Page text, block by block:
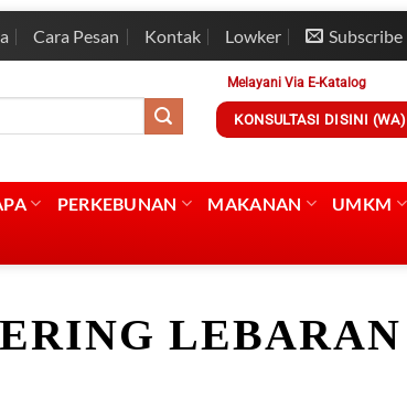
Cara Pesan Kontak Lowker Subscribe
Melayani Via E-Katalog
KONSULTASI DISINI (WA)
PERKEBUNAN MAKANAN
UMKM
LEBARAN